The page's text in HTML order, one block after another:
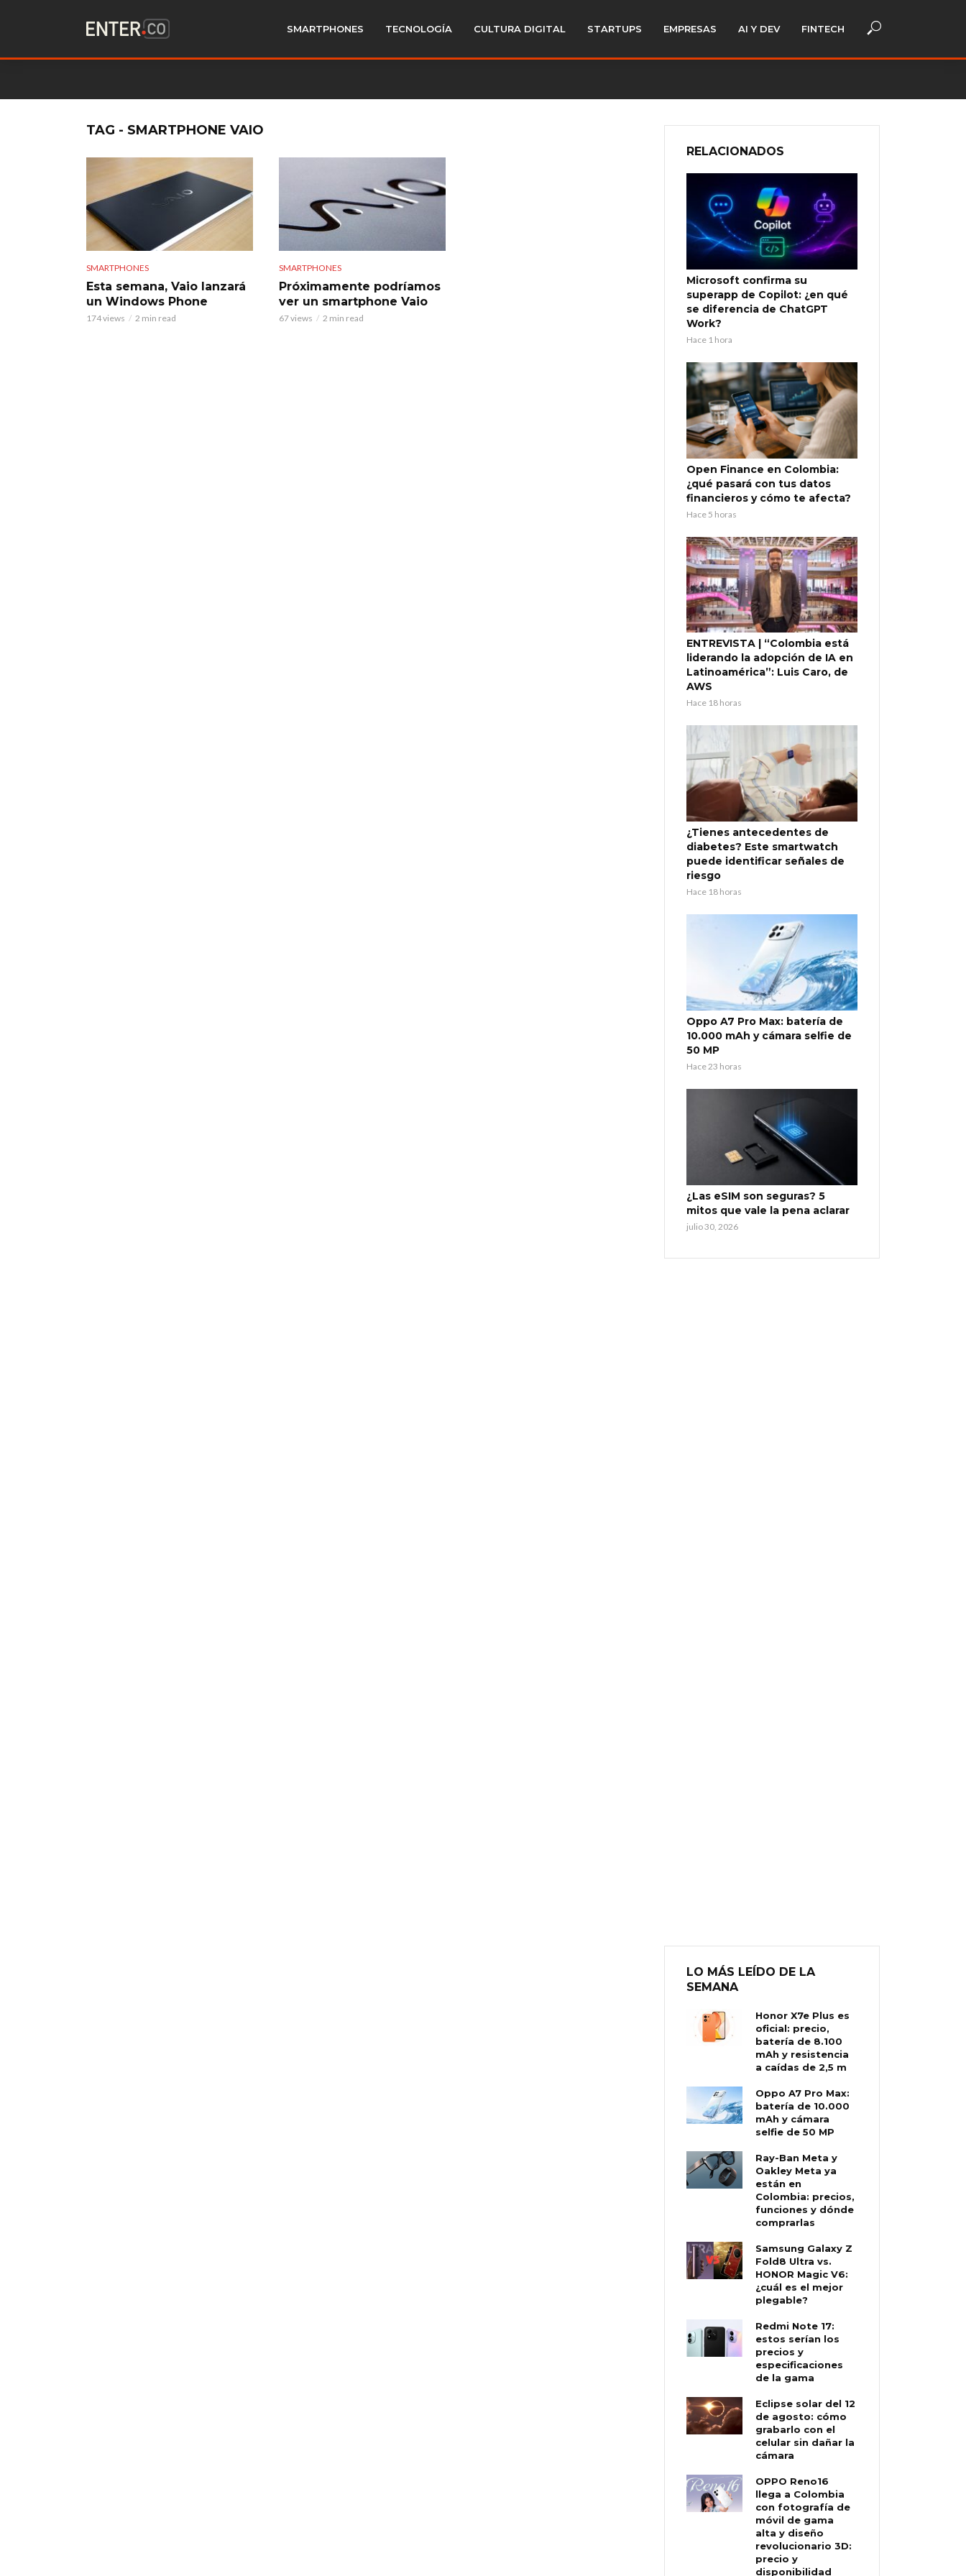
SMARTPHONES TECNOLOGÍA CULTURA DIGITAL STARTUPS EMPRESAS AI Y DEV FINTECH
TAG - SMARTPHONE VAIO
SMARTPHONES
Esta semana, Vaio lanzará
un Windows Phone
174 views 2 min read
SMARTPHONES
Próximamente podríamos
ver un smartphone Vaio
67 views 2 min read
RELACIONADOS
Microsoft confirma su
superapp de Copilot: ¿en qué
se diferencia de ChatGPT
Work?
Hace 1 hora
Open Finance en Colombia:
¿qué pasará con tus datos
financieros y cómo te afecta?
Hace 5 horas
ENTREVISTA | “Colombia está
liderando la adopción de IA en
Latinoamérica”: Luis Caro, de
AWS
Hace 18 horas
¿Tienes antecedentes de
diabetes? Este smartwatch
puede identificar señales de
riesgo
Hace 18 horas
Oppo A7 Pro Max: batería de
10.000 mAh y cámara selfie de
50 MP
Hace 23 horas
¿Las eSIM son seguras? 5
mitos que vale la pena aclarar
julio 30, 2026
LO MÁS LEÍDO DE LA
SEMANA
Honor X7e Plus es
oficial: precio,
batería de 8.100
mAh y resistencia
a caídas de 2,5 m
Oppo A7 Pro Max:
batería de 10.000
mAh y cámara
selfie de 50 MP
Ray-Ban Meta y
Oakley Meta ya
están en
Colombia: precios,
funciones y dónde
comprarlas
Samsung Galaxy Z
Fold8 Ultra vs.
HONOR Magic V6:
¿cuál es el mejor
plegable?
Redmi Note 17:
estos serían los
precios y
especificaciones
de la gama
Eclipse solar del 12
de agosto: cómo
grabarlo con el
celular sin dañar la
cámara
OPPO Reno16
llega a Colombia
con fotografía de
móvil de gama
alta y diseño
revolucionario 3D:
precio y
disponibilidad